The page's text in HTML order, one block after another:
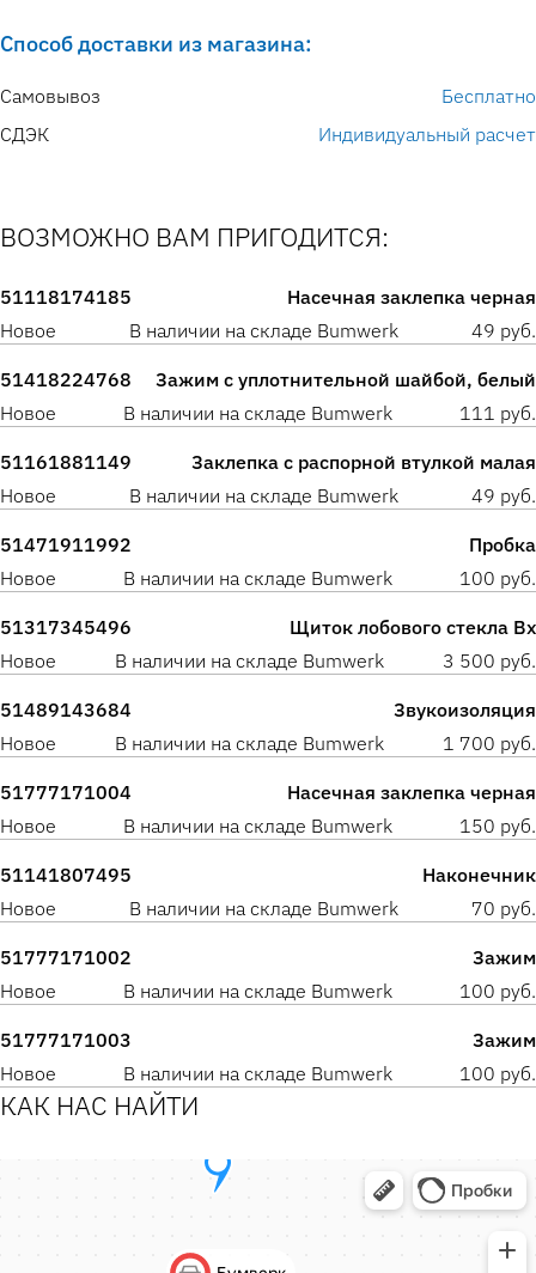
Способ доставки из магазина:
Самовывоз
Бесплатно
СДЭК
Индивидуальный расчет
ВОЗМОЖНО ВАМ ПРИГОДИТСЯ:
51118174185
Насечная заклепка черная
Новое
В наличии на складе Bumwerk 49 руб.
51418224768
Зажим с уплотнительной шайбой, белый
Новое
В наличии на складе Bumwerk 111 руб.
51161881149
Заклепка с распорной втулкой малая
Новое
В наличии на складе Bumwerk 49 руб.
51471911992
Пробка
Новое
В наличии на складе Bumwerk 100 руб.
51317345496
Щиток лобового стекла Вх
Новое
В наличии на складе Bumwerk 3 500 руб.
51489143684
Звукоизоляция
Новое
В наличии на складе Bumwerk 1 700 руб.
51777171004
Насечная заклепка черная
Новое
В наличии на складе Bumwerk 150 руб.
51141807495
Наконечник
Новое
В наличии на складе Bumwerk 70 руб.
51777171002
Зажим
Новое
В наличии на складе Bumwerk 100 руб.
51777171003
Зажим
Новое
В наличии на складе Bumwerk 100 руб.
КАК НАС НАЙТИ